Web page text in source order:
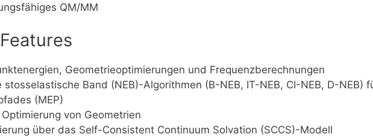
QM/MM
Geometrieoptimierungen und Frequenzberechnungen
stosselastische Band (NEB)-Algorithmen (B-NEB, IT-NEB, CI-NEB, D-NEB)
(MEP)
von Geometrien
über das Self-Consistent Continuum Solvation (SCCS)-Modell